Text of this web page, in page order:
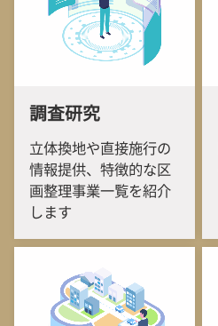
調査研究
立体換地や直接施行の
情報提供、特徴的な区
画整理事業一覧を紹介
します